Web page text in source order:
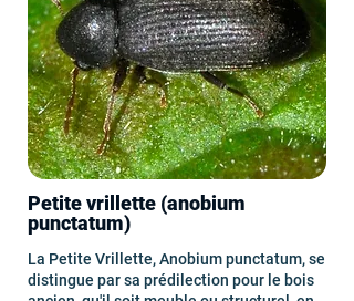
Petite vrillette (anobium
punctatum)
La Petite Vrillette, Anobium punctatum, se
distingue par sa prédilection pour le bois